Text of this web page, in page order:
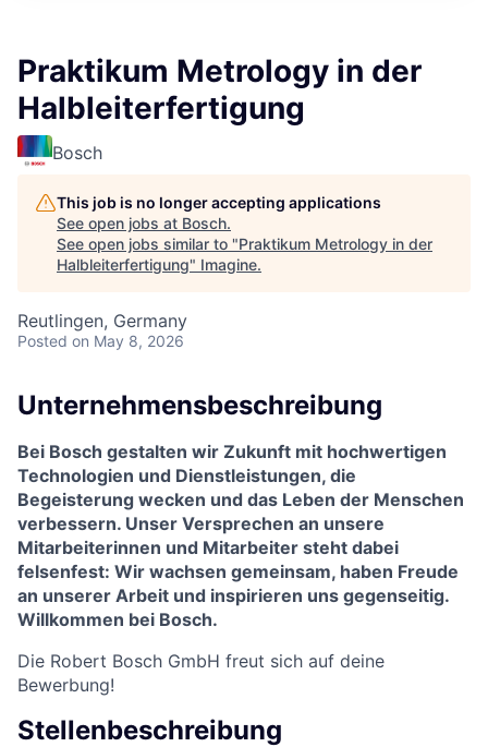
Praktikum Metrology in der
Halbleiterfertigung
Bosch
This job is no longer accepting applications
See open jobs at Bosch.
See open jobs similar to "Praktikum Metrology in der
Halbleiterfertigung" Imagine.
Reutlingen, Germany
Posted on May 8, 2026
Unternehmensbeschreibung
Bei Bosch gestalten wir Zukunft mit hochwertigen
Technologien und Dienstleistungen, die
Begeisterung wecken und das Leben der Menschen
verbessern. Unser Versprechen an unsere
Mitarbeiterinnen und Mitarbeiter steht dabei
felsenfest: Wir wachsen gemeinsam, haben Freude
an unserer Arbeit und inspirieren uns gegenseitig.
Willkommen bei Bosch.
Die Robert Bosch GmbH freut sich auf deine
Bewerbung!
Stellenbeschreibung